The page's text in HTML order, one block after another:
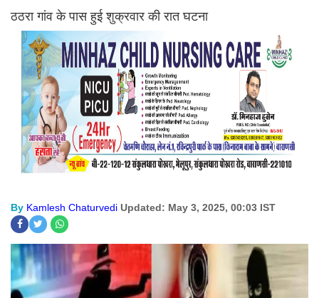
ठठरा गांव के पास हुई शुक्रवार की रात घटना
By Kamlesh Chaturvedi Updated: May 3, 2025, 00:03 IST